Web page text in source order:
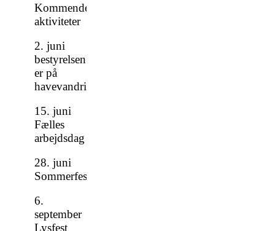
Kommende
aktiviteter
2. juni
bestyrelsen
er på
havevandring
15. juni
Fælles
arbejdsdag
28. juni
Sommerfest
6.
september
Lysfest